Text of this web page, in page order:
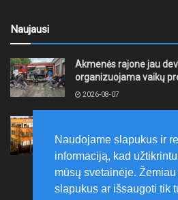
Naujausi
Akmenės rajone jau
organizuojama vaikų
2026-08-07
smulkiojo ir vidutinio
2026-08-07
Naudojame slapukus ir
informaciją, kad
mūsų svetainėje.
slapukus ar išsaugoti tik